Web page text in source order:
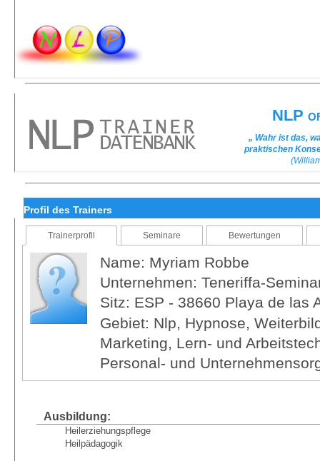
NLP
„ Wahr ist das,
praktischen
Profil des Trainers
Trainerprofil Seminare Bewertungen
Name: Myriam Robbe
Unternehmen: Teneriffa-
Sitz: ESP - 38660 Playa de las
Gebiet: Nlp, Hypnose,
Marketing, Lern- und
Personal- und
Ausbildung:
Heilerziehungspflege
Heilpädagogik